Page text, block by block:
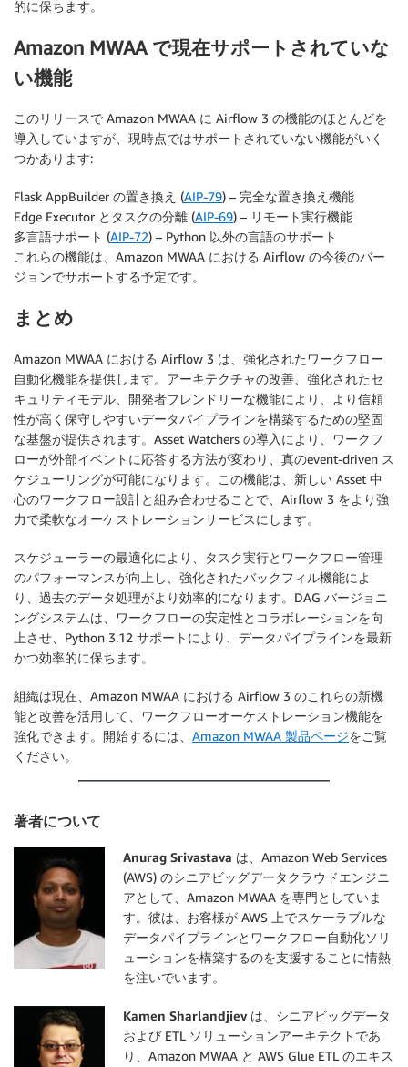
的に保ちます。
Amazon MWAA で現在サポートされていな
い機能
このリリースで Amazon MWAA に Airflow 3 の機能のほとんどを
導入していますが、現時点ではサポートされていない機能がいく
つかあります:
Flask AppBuilder の置き換え (AIP-79) – 完全な置き換え機能
Edge Executor とタスクの分離 (AIP-69) – リモート実行機能
多言語サポート (AIP-72) – Python 以外の言語のサポート
これらの機能は、Amazon MWAA における Airflow の今後のバー
ジョンでサポートする予定です。
まとめ
Amazon MWAA における Airflow 3 は、強化されたワークフロー
自動化機能を提供します。アーキテクチャの改善、強化されたセ
キュリティモデル、開発者フレンドリーな機能により、より信頼
性が高く保守しやすいデータパイプラインを構築するための堅固
な基盤が提供されます。Asset Watchers の導入により、ワークフ
ローが外部イベントに応答する方法が変わり、真のevent-driven ス
ケジューリングが可能になります。この機能は、新しい Asset 中
心のワークフロー設計と組み合わせることで、Airflow 3 をより強
力で柔軟なオーケストレーションサービスにします。
スケジューラーの最適化により、タスク実行とワークフロー管理
のパフォーマンスが向上し、強化されたバックフィル機能によ
り、過去のデータ処理がより効率的になります。DAG バージョニ
ングシステムは、ワークフローの安定性とコラボレーションを向
上させ、Python 3.12 サポートにより、データパイプラインを最新
かつ効率的に保ちます。
組織は現在、Amazon MWAA における Airflow 3 のこれらの新機
能と改善を活用して、ワークフローオーケストレーション機能を
強化できます。開始するには、 Amazon MWAA 製品ページをご覧
ください。
著者について
Anurag Srivastava は、Amazon Web Services
(AWS) のシニアビッグデータクラウドエンジニ
アとして、Amazon MWAA を専門としていま
す。彼は、お客様が AWS 上でスケーラブルな
データパイプラインとワークフロー自動化ソリ
ューションを構築するのを支援することに情熱
を注いでいます。
Kamen Sharlandjievは、シニアビッグデータ
および ETL ソリューションアーキテクトであ
り、Amazon MWAA と AWS Glue ETL のエキス